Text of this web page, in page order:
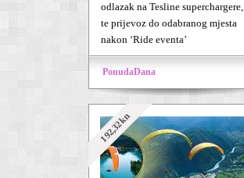
odlazak na Tesline superchargere,
te prijevoz do odabranog mjesta
nakon ‘Ride eventa’
PonudaDana
192,32kn